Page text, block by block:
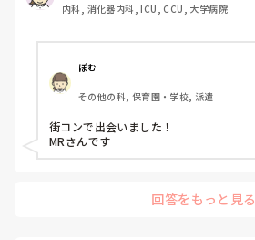
内科, 消化器内科, ICU, CCU, 大学病院
ぽむ
その他の科, 保育園・学校, 派遣
街コンで出会いました！
MRさんです
回答をもっと見る